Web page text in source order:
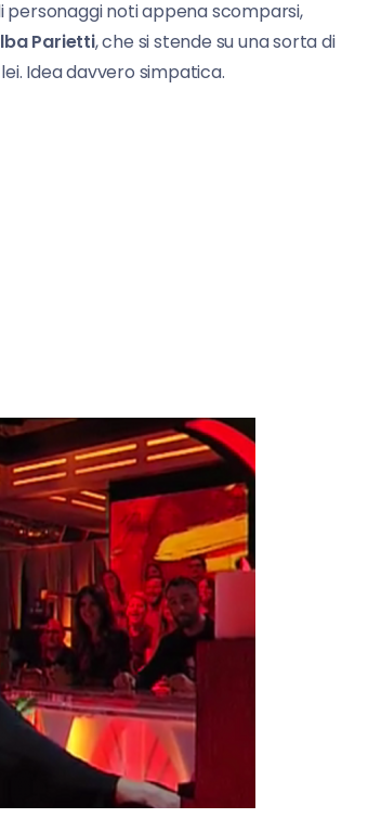
noti appena scomparsi,
Parietti, che si stende su una sorta di
Idea davvero simpatica.